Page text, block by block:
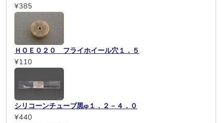
¥385
ＨＯＥ０２０ フライホイール穴１．５
¥110
シリコーンチューブ黒φ１．２－４．０
¥440